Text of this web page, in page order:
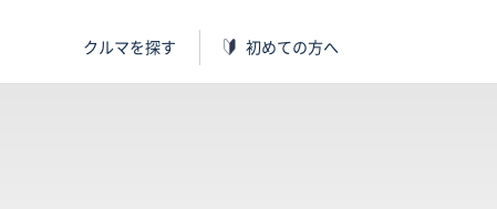
クルマを探す 初めての方へ